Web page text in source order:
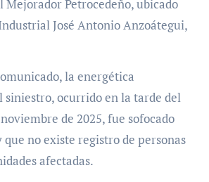
Mejorador Petrocedeño, ubicado
José Antonio Anzoátegui,
la energética
siniestro, ocurrido en la tarde del
de 2025, fue sofocado
no existe registro de personas
afectadas.